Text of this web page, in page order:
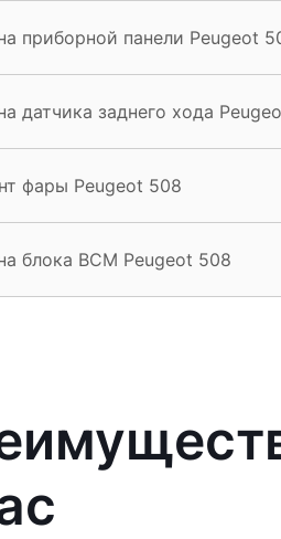
приборной панели Peugeot
датчика заднего хода
фары Peugeot 508
блока BCM Peugeot 508